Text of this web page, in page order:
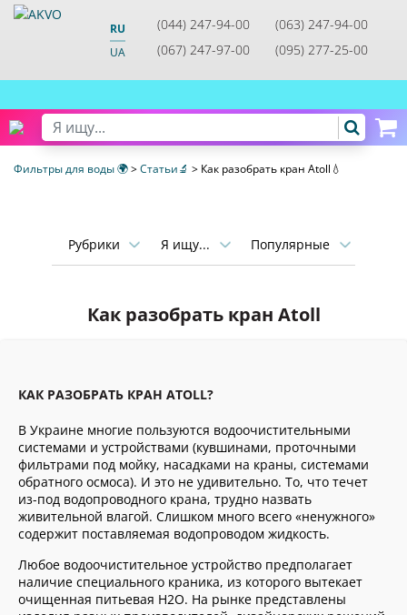
RU
UA
(044) 247-94-00
(063) 247-94-00
(067) 247-97-00
(095) 277-25-00
Фильтры для воды 🌍>Статьи🔬 > Как разобрать кран Atoll💧
Рубрики Я ищу... Популярные
Как разобрать кран Atoll
КАК РАЗОБРАТЬ КРАН ATOLL?
В Украине многие пользуются водоочистительными
системами и устройствами (кувшинами, проточными
фильтрами под мойку, насадками на краны, системами
обратного осмоса). И это не удивительно. То, что течет
из-под водопроводного крана, трудно назвать
живительной влагой. Слишком много всего «ненужного»
содержит поставляемая водопроводом жидкость.
Любое водоочистительное устройство предполагает
наличие специального краника, из которого вытекает
очищенная питьевая Н2О. На рынке представлены